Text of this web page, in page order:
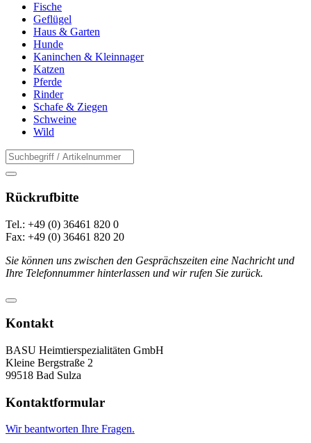
Fische
Geflügel
Haus & Garten
Hunde
Kaninchen & Kleinnager
Katzen
Pferde
Rinder
Schafe & Ziegen
Schweine
Wild
Rückrufbitte
Tel.: +49 (0) 36461 820 0
Fax: +49 (0) 36461 820 20
Sie können uns zwischen den Gesprächszeiten eine Nachricht und
Ihre Telefonnummer hinterlassen und wir rufen Sie zurück.
Kontakt
BASU Heimtierspezialitäten GmbH
Kleine Bergstraße 2
99518 Bad Sulza
Kontaktformular
Wir beantworten Ihre Fragen.